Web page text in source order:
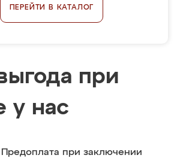
ПЕРЕЙТИ В КАТАЛОГ
при
у нас
Предоплата при заключении